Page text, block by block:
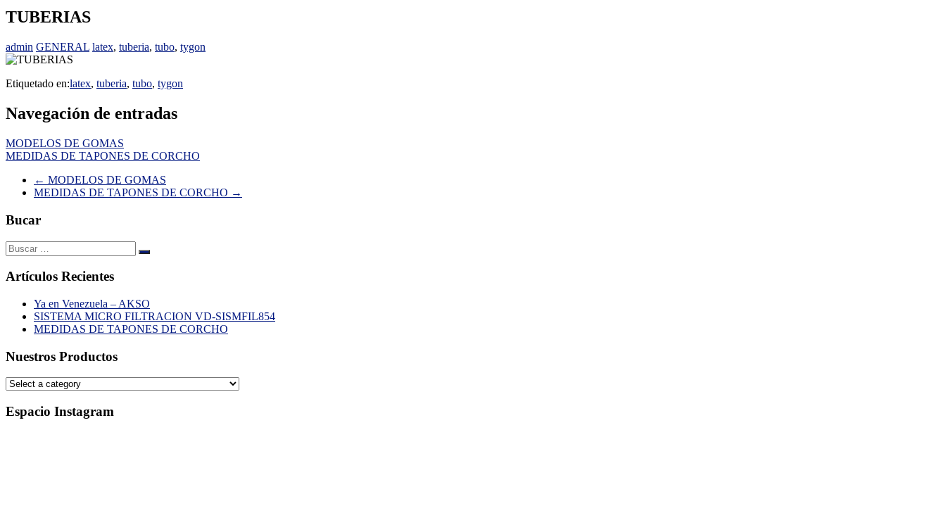
TUBERIAS
admin GENERAL latex, tuberia, tubo, tygon
Etiquetado en:latex, tuberia, tubo, tygon
Navegación de entradas
MODELOS DE GOMAS
MEDIDAS DE TAPONES DE CORCHO
← MODELOS DE GOMAS
MEDIDAS DE TAPONES DE CORCHO →
Bucar
Artículos Recientes
Ya en Venezuela – AKSO
SISTEMA MICRO FILTRACION VD-SISMFIL854
MEDIDAS DE TAPONES DE CORCHO
Nuestros Productos
Espacio Instagram